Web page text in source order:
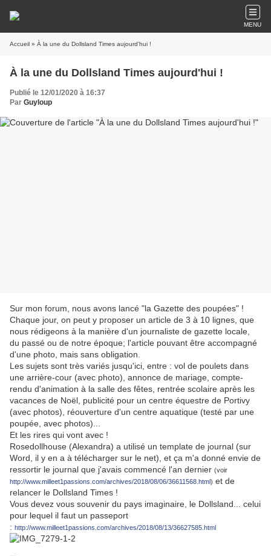
MENU
Accueil » À la une du Dollsland Times aujourd'hui !
À la une du Dollsland Times aujourd'hui !
Publié le 12/01/2020 à 16:37
Par Guyloup
Sur mon forum, nous avons lancé "la Gazette des poupées" !
Chaque jour, on peut y proposer un article de 3 à 10 lignes, que
nous rédigeons à la manière d'un journaliste de gazette locale,
du passé ou de notre époque; l'article pouvant être accompagné
d'une photo, mais sans obligation.
Les sujets sont très variés jusqu'ici, entre : vol de poulets dans
une arrière-cour (avec photo), annonce de mariage, compte-
rendu d'animation à la salle des fêtes, rentrée scolaire après les
vacances de Noël, publicité pour un centre équestre de Portivy
(avec photos), réouverture d'un centre aquatique (testé par une
poupée, avec photos)...
Et les rires qui vont avec !
Rosedollhouse (Alexandra) a utilisé un template de journal (sur
Word, il y en a à télécharger sur le net), et ça m'a donné envie de
ressortir le journal que j'avais commencé l'an dernier (voir
http://www.milleet1passions.com/archives/2018/08/06/36611568.html) et de
relancer le Dollsland Times !
Vous devez vous souvenir du pays imaginaire, le Dollsland... celui
pour lequel il faut un passeport
: http://www.milleet1passions.com/archives/2018/08/13/36627585.html